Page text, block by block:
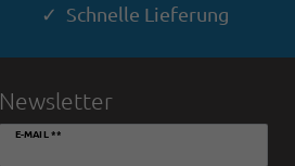
✓ Schnelle Lieferung
Newsletter
E-MAIL **
Newsletter